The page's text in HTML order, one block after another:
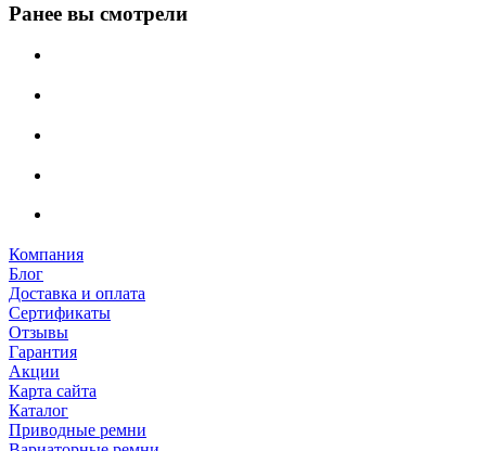
Ранее вы смотрели
Компания
Блог
Доставка и оплата
Сертификаты
Отзывы
Гарантия
Акции
Карта сайта
Каталог
Приводные ремни